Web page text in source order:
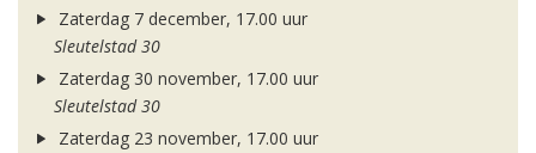
Zaterdag 7 december, 17.00 uur
Sleutelstad 30
Zaterdag 30 november, 17.00 uur
Sleutelstad 30
Zaterdag 23 november, 17.00 uur